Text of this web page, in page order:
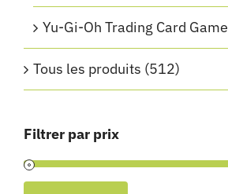
Yu-Gi-Oh Trading Card Game
Tous les produits (512)
Filtrer par prix